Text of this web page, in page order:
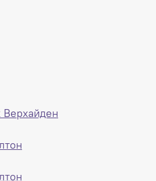
Это единственное
классического фильма
— поистине ужасающий